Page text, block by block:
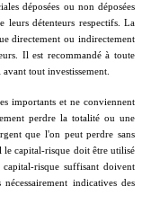
déposées ou non déposées
leurs détenteurs respectifs. La
directement ou indirectement
Il est recommandé à toute
tout investissement.
importants et ne conviennent
perdre la totalité ou une
que l'on peut perdre sans
le capital-risque doit être utilisé
risque suffisant doivent
indicatives des